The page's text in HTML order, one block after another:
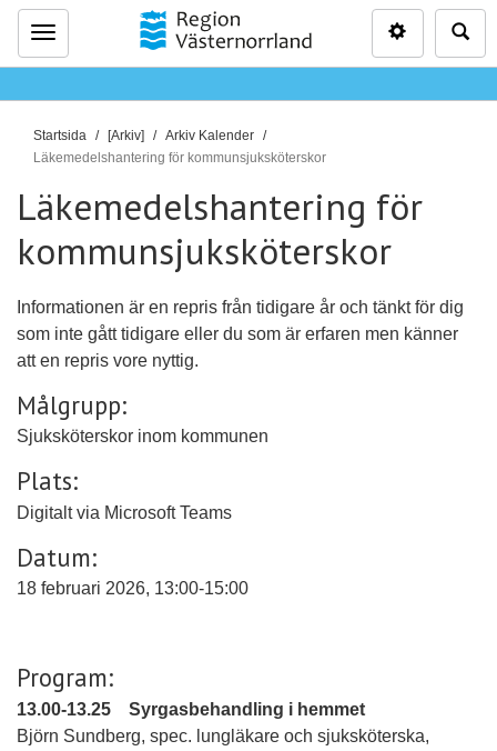
Meny
D
u
ä
r
h
ä
r
:
Startsida [Arkiv]
Arkiv Kalender
Läkemedelshantering för kommunsjuksköterskor
Läkemedelshantering för
kommunsjuksköterskor
Informationen är en repris från tidigare år och tänkt för dig
som inte gått tidigare eller du som är erfaren men känner
att en repris vore nyttig.
Målgrupp:
Sjuksköterskor inom kommunen
Plats:
Digitalt via Microsoft Teams
Datum:
18 februari 2026, 13:00-15:00
Program:
13.00-13.25
Syrgasbehandling i hemmet
Björn Sundberg, spec. lungläkare och sjuksköterska,